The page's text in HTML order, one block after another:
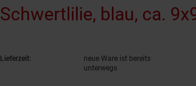
Schwertlilie, blau, ca.
Lieferzeit:
neue Ware ist bereits
unterwegs